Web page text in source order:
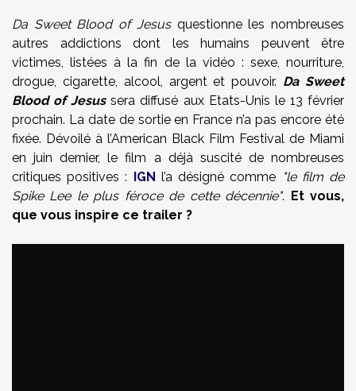
Da Sweet Blood of Jesusquestionne les nombreuses
autres addictions dont les humains peuvent être
victimes, listées à la fin de la vidéo : sexe, nourriture,
drogue, cigarette, alcool, argent et pouvoir. Da Sweet
Blood of Jesussera diffusé aux Etats-Unis le 13 février
prochain. La date de sortie en France n’a pas encore été
fixée. Dévoilé à l’American Black Film Festival de Miami
en juin dernier, le film a déjà suscité de nombreuses
critiques positives : IGN l’a désigné comme "le film de
Spike Lee le plus féroce de cette décennie". Et vous,
que vous inspire ce trailer ?